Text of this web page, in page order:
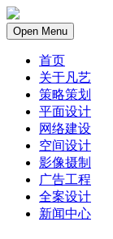
Open Menu
首页
关于凡艺
策略策划
平面设计
网络建设
空间设计
影像摄制
广告工程
全案设计
新闻中心